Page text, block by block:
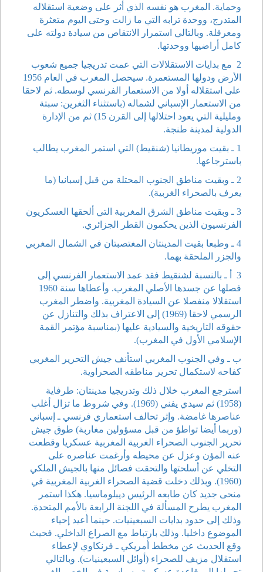
وحماية. المغرب هو نفسه الذي أثر على وضعية استقلاله
المتدرج، ووحدة ترابه التي ما زالت وحتى اليوم متعثرة
ومعرقلة. وبالتالي استمرار الانتقاص من سيادة دولته على
كامل أراضيها ووحدتها.
2 مع بدايات الاستقلالات التي عمت تدريجيا جميع شعوب
الأرض ودولها المستعمرة. سيحصل المغرب في العام 1956
على استقلاله أولا من الاستعمار الفرنسي لوسطه. ثم لاحقا
من الاستعمار الإسباني لشماله (باستثناء الثغرين: سبتة
ومليلية التي يعود احتلالها إلى القرن 15) ثم من الإدارة
الدولية لمدينة طنجة.
1 ـ بقيت موريطانيا (شنقيط) التي استمر المغرب يطالب
باسترجاعها.
2 ـ وبقيت مناطق الجنوب المحتلة من قبل إسبانيا (ما
يعرف بالصحراء الغربية).
3 ـ وبقيت مناطق الشرق المغربية التي ألحقها العسكريون
الفرنسيون الذين يحكمون القطر الجزائري.
4 ـ وطبعا بقيت المدينتان المغتصبتان في الشمال المغربي
والجزر الملحقة بهما.
3 أ ـ بالنسبة لشنقيط فقد عمد الاستعمار الفرنسي إلى
فصلها عن جسدها الأصلي المغرب. وأعطاها سنة 1960
استقلالا منفصلا عن السيادة المغربية. واضطر المغرب
الرسمي لاحقا (1969) إلى الاعتراف بذلك والتنازل عن
حقوقه التاريخية والسيادية عليها (بمناسبة مؤتمر القمة
الإسلامي الأول في المغرب).
ب ـ وفي الجنوب المغربي استأنف جيش التحرير المغربي
كفاحه لاستكمال تحرير مناطقه الصحراوية.
استرجع المغرب خلال ذلك وتدريجيا مدينتان: طرفاية
(1958) ثم سيدي يفني (1969). وفي شروط ما تزال أغلب
عناصرها غامضة. وإثر تحالف استعماري فرنسي ـ إسباني
(وربما أيضا تواطؤ من قبل مسؤولين مغاربة) طوق جيش
تحرير الجنوب الصحراء الغربية المغربية عسكريا وقطعت
عنه المؤن وعزل عن محيطه وأرغمت عناصره على
التخلي عن أسلحتها والتحقت فصائل منها بالجيش الملكي
(1960). وبذلك دخلت قضية الصحراء الغربية المغربية في
منحى جديد كان طابعه الرئيس ديبلوماسيا. هكذا استمر
المغرب يطرح المسألة في اللجنة الرابعة بالأمم المتحدة.
وذلك إلى حدود بدايات السبعينيات. حينما أعيد إحياء
الموضوع داخليا. وذلك بارتباط مع الصراع الداخلي. فحيث
وقع الحديث عن مخطط أمريكي ـ فرنكاوي لإعطاء
استقلال مزيف للصحراء (أوائل السبعينيات). وبالتالي